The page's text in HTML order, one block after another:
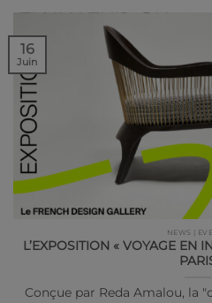
NEWS |
L’EXPOSITION « VOYAGE EN
Conçue par Reda Amalou, la
16
Juin